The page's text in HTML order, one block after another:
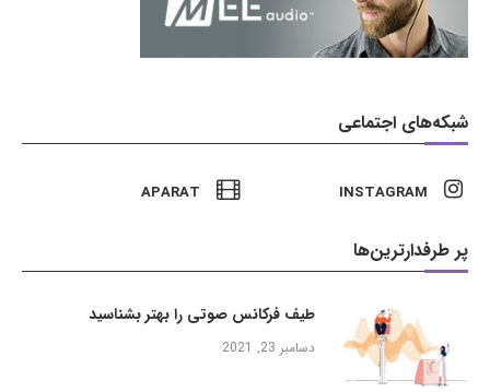
شبکه‌های اجتماعی
INSTAGRAM
APARAT
پر طرفدارترین‌ها
طیف فرکانس صوتی را بهتر بشناسید
دسامبر 23, 2021